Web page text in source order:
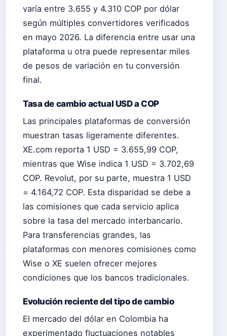
varía entre 3.655 y 4.310 COP por dólar
según múltiples convertidores verificados
en mayo 2026. La diferencia entre usar una
plataforma u otra puede representar miles
de pesos de variación en tu conversión
final.
Tasa de cambio actual USD a COP
Las principales plataformas de conversión
muestran tasas ligeramente diferentes.
XE.com reporta 1 USD = 3.655,99 COP,
mientras que Wise indica 1 USD = 3.702,69
COP. Revolut, por su parte, muestra 1 USD
= 4.164,72 COP. Esta disparidad se debe a
las comisiones que cada servicio aplica
sobre la tasa del mercado interbancario.
Para transferencias grandes, las
plataformas con menores comisiones como
Wise o XE suelen ofrecer mejores
condiciones que los bancos tradicionales.
Evolución reciente del tipo de cambio
El mercado del dólar en Colombia ha
experimentado fluctuaciones notables